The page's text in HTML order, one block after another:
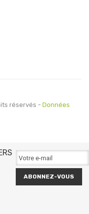
réservés - Données
ABONNEZ-VOUS